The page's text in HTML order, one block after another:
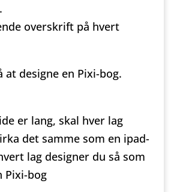
overskrift på hvert
at designe en Pixi-bog.
er lang, skal hver lag
det samme som en ipad-
lag designer du så som
Pixi-bog